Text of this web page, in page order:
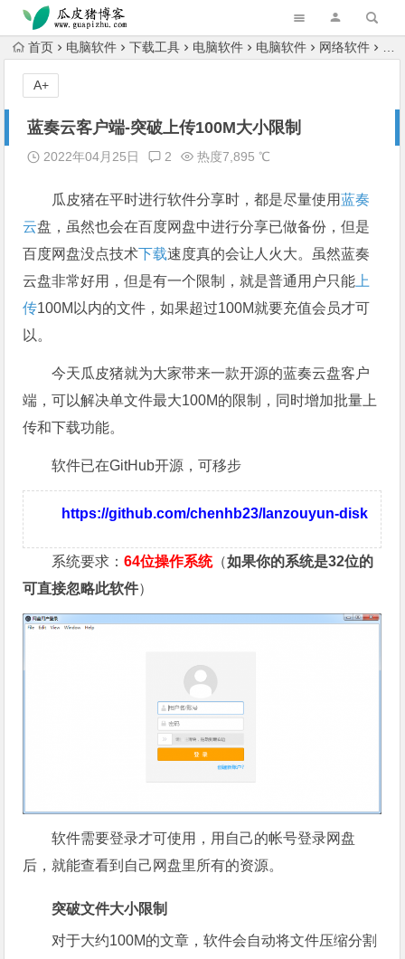
跳转到主内容
首页 电脑软件 下载工具 电脑软件 电脑软件 网络软件
蓝奏云客户端-突破上传100M大小限制
2022年04月25日 2 热度7,895 ℃
瓜皮猪在平时进行软件分享时，都是尽量使用蓝奏
云盘，虽然也会在百度网盘中进行分享已做备份，但是
百度网盘没点技术下载速度真的会让人火大。虽然蓝奏
云盘非常好用，但是有一个限制，就是普通用户只能 上
传100M以内的文件，如果超过100M就要充值会员才可
以。
今天瓜皮猪就为大家带来一款开源的蓝奏云盘客户
端，可以解决单文件最大100M的限制，同时增加批量上
传和下载功能。
软件已在GitHub开源，可移步
https://github.com/chenhb23/lanzouyun-disk
系统要求：64位操作系统（如果你的系统是32位的
可直接忽略此软件）
软件需要登录才可使用，用自己的帐号登录网盘
后，就能查看到自己网盘里所有的资源。
突破文件大小限制
对于大约100M的文章，软件会自动将文件压缩分割
A+